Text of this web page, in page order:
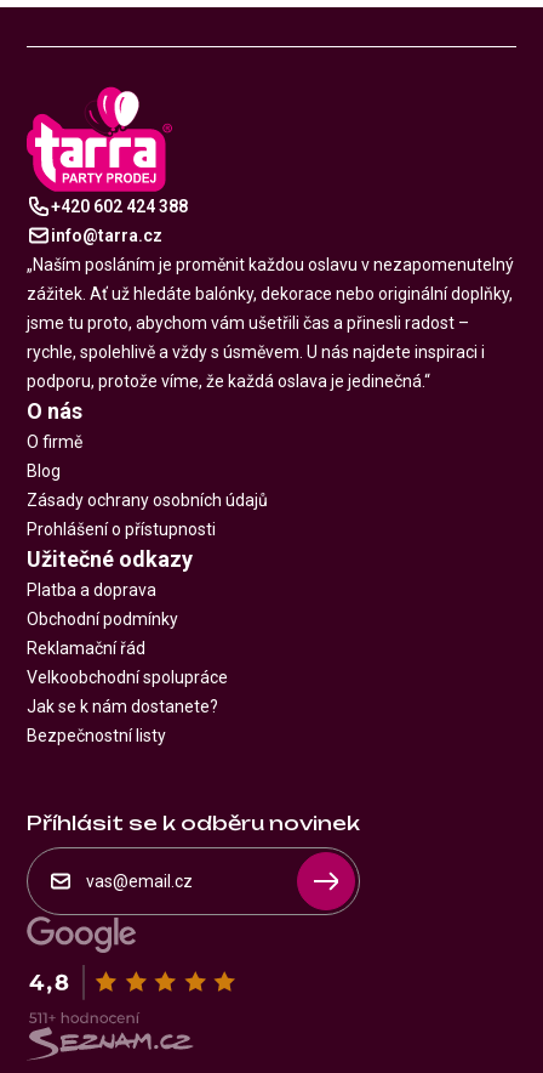
+420 602 424 388
info@tarra.cz
„Naším posláním je proměnit každou oslavu v nezapomenutelný
zážitek. Ať už hledáte balónky, dekorace nebo originální doplňky,
jsme tu proto, abychom vám ušetřili čas a přinesli radost –
rychle, spolehlivě a vždy s úsměvem. U nás najdete inspiraci i
podporu, protože víme, že každá oslava je jedinečná.“
O nás
O firmě
Blog
Zásady ochrany osobních údajů
Prohlášení o přístupnosti
Užitečné odkazy
Platba a doprava
Obchodní podmínky
Reklamační řád
Velkoobchodní spolupráce
Jak se k nám dostanete?
Bezpečnostní listy
Příhlásit se k odběru novinek